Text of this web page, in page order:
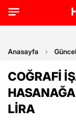
Anasayfa Güncel
COĞRAFİ
LİRA